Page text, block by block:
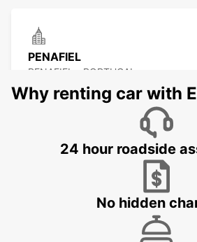
PENAFIEL
PENAFIEL - PORTUGAL
PORTO MAIA SUPERSITE
Why renting car with
24 hour roadside
No hidden